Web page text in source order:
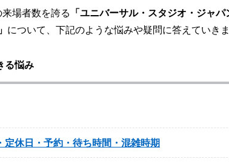
場者数を誇る 「ユニバーサル・スタジオ・ジャパ
について、下記のような悩みや疑問に答えていきま
る悩み
休日・予約・待ち時間・混雑時期